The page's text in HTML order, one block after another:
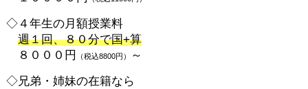
◇４年生の月額授業料
週１回、８０分で国+算
８０００円
（税込8800円）
～
◇兄弟・姉妹の在籍なら